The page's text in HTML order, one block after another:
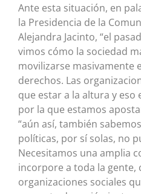
Ante esta situación, en
la Presidencia de la
Alejandra Jacinto, “el
vimos cómo la sociedad
movilizarse masivamente
derechos. Las
que estar a la altura y eso
por la que estamos
“aún así, también
políticas, por sí solas, no
Necesitamos una amplia
incorpore a toda la gente,
organizaciones sociales